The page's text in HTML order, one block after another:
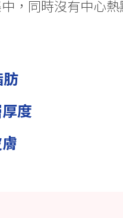
，同時沒有中心
肪
度